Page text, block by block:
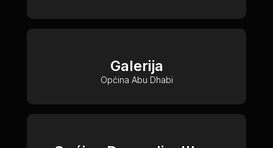
Galerija
Općina Abu Dhabi